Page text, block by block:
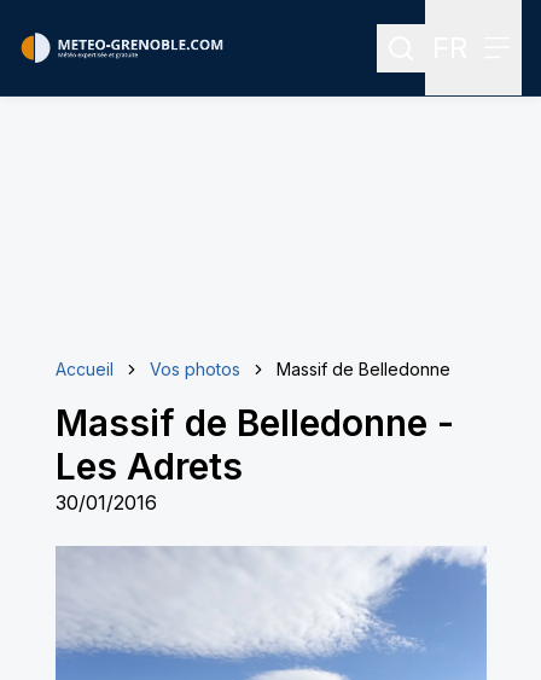
Rechercher
Accueil Vos photos Massif de Belledonne
Massif de Belledonne -
Les Adrets
30/01/2016